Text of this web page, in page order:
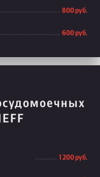
800 руб.
600 руб.
1 200 руб.